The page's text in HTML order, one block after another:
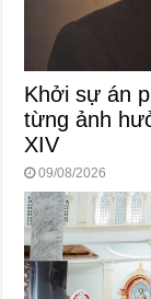
Khởi sự án
từng ảnh
XIV
09/08/2026